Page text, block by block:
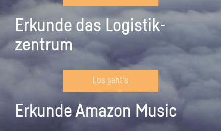
Erkunde das Logistik­
zentrum
Los geht's
Erkunde Amazon Music